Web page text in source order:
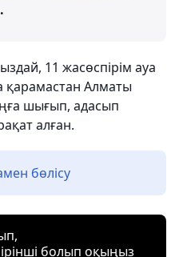
11 жасөспірім ауа
Алматы
шығып, адасып
алған.
бөлісу
болып оқыңыз